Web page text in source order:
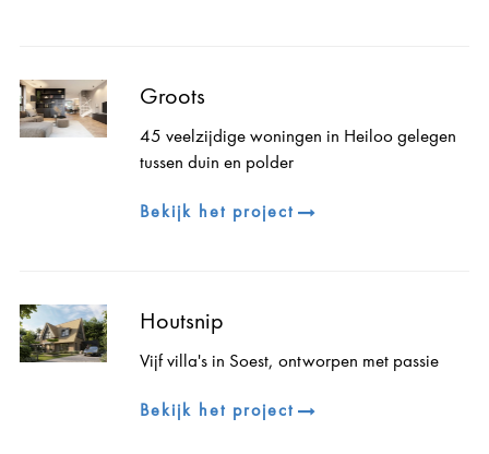
Groots
45 veelzijdige woningen in Heiloo gelegen
tussen duin en polder
Bekijk het project
Houtsnip
Vijf villa's in Soest, ontworpen met passie
Bekijk het project